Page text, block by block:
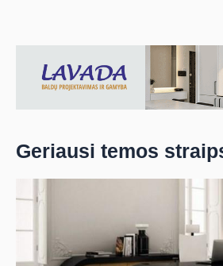
Geriausi temos